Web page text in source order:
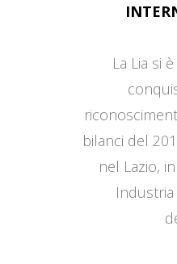
La Lia si
bilanci del
nel Lazio,
Industria